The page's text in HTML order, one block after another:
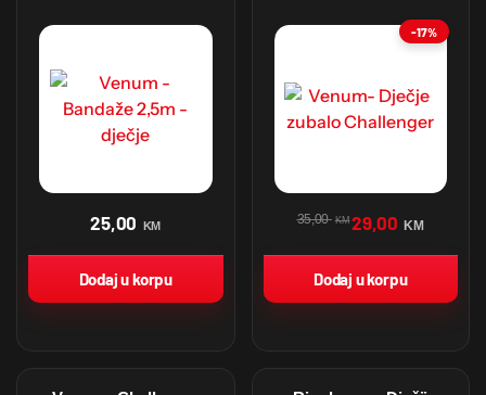
25,00 KM
Dodaj u korpu
-17%
35,00 KM 29,00 KM
Dodaj u korpu